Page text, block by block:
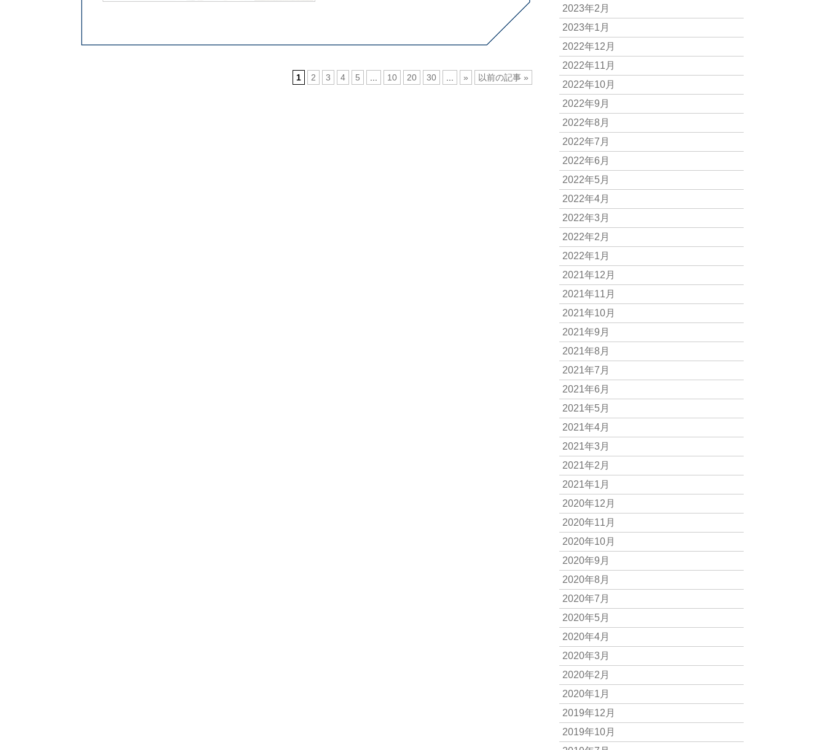
1 2 3 4 5 10 20 30 » 以前の記事 »
2023年2月
2023年1月
2022年12月
2022年11月
2022年10月
2022年9月
2022年8月
2022年7月
2022年6月
2022年5月
2022年4月
2022年3月
2022年2月
2022年1月
2021年12月
2021年11月
2021年10月
2021年9月
2021年8月
2021年7月
2021年6月
2021年5月
2021年4月
2021年3月
2021年2月
2021年1月
2020年12月
2020年11月
2020年10月
2020年9月
2020年8月
2020年7月
2020年5月
2020年4月
2020年3月
2020年2月
2020年1月
2019年12月
2019年10月